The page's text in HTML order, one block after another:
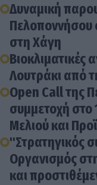
Δυναμική
Πελοποννήσου
στη Χάγη
Βιοκλιματικές
Λουτράκι από
Open Call της
συμμετοχή στο
Μελιού και
"Στρατηγικός
Οργανισμός
και